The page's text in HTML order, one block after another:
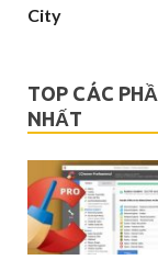
City
TOP CÁC
NHẤT